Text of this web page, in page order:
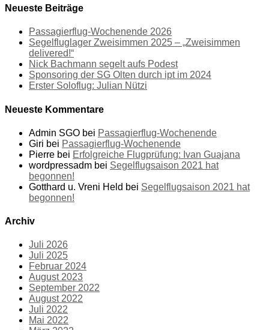
Neueste Beiträge
Passagierflug-Wochenende 2026
Segelfluglager Zweisimmen 2025 – „Zweisimmen
delivered!“
Nick Bachmann segelt aufs Podest
Sponsoring der SG Olten durch ipt im 2024
Erster Soloflug: Julian Nützi
Neueste Kommentare
Admin SGO bei Passagierflug-Wochenende
Giri bei Passagierflug-Wochenende
Pierre bei Erfolgreiche Flugprüfung: Ivan Guajana
wordpressadm bei Segelflugsaison 2021 hat
begonnen!
Gotthard u. Vreni Held bei Segelflugsaison 2021 hat
begonnen!
Archiv
Juli 2026
Juli 2025
Februar 2024
August 2023
September 2022
August 2022
Juli 2022
Mai 2022